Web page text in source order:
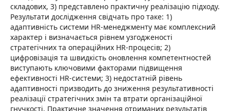
складових, 3) представлено практичну реалізацію підходу.
Результати дослідження свідчать про таке: 1)
адаптивність системи HR-менеджменту має комплексний
характер і визначається рівнем узгодженості
стратегічних та операційних HR-процесів; 2)
цифровізація та швидкість оновлення компетентностей
виступають ключовими факторами підвищення
ефективності HR-системи; 3) недостатній рівень
адаптивності призводить до зниження результативності
реалізації стратегічних змін та втрати організаційної
гнучкості. Практичне значення отриманих результатів